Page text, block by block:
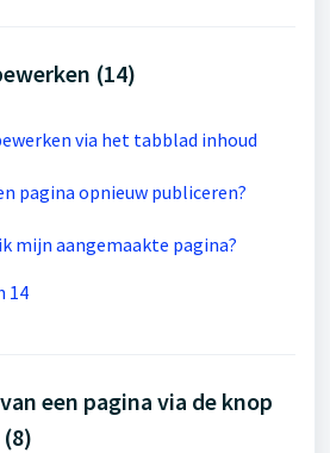
(14)
via het tabblad inhoud
pagina opnieuw publiceren?
mijn aangemaakte pagina?
14
een pagina via de knop